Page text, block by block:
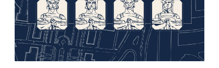
leurs uniformes.
Image(s)